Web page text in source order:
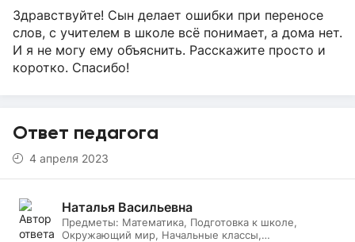
Здравствуйте! Сын делает ошибки при переносе
слов, с учителем в школе всё понимает, а дома нет.
И я не могу ему объяснить. Расскажите просто и
коротко. Спасибо!
Ответ педагога
4 апреля 2023
Наталья Васильевна
Предметы: Математика, Подготовка к школе,
Окружающий мир, Начальные классы,